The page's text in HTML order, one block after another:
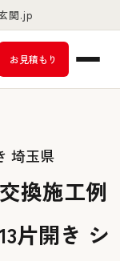
関.jp
お見積もり
埼玉県
換施工例
片開き シ